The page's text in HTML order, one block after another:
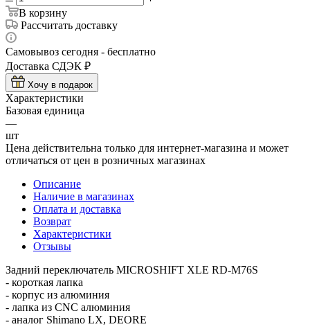
В корзину
Рассчитать доставку
Самовывоз сегодня - бесплатно
Доставка СДЭК ₽
Хочу в подарок
Характеристики
Базовая единица
—
шт
Цена действительна только для интернет-магазина и может
отличаться от цен в розничных магазинах
Описание
Наличие в магазинах
Оплата и доставка
Возврат
Характеристики
Отзывы
Задний переключатель MICROSHIFT XLE RD-M76S
- короткая лапка
- корпус из алюминия
- лапка из CNC алюминия
- аналог Shimano LX, DEORE